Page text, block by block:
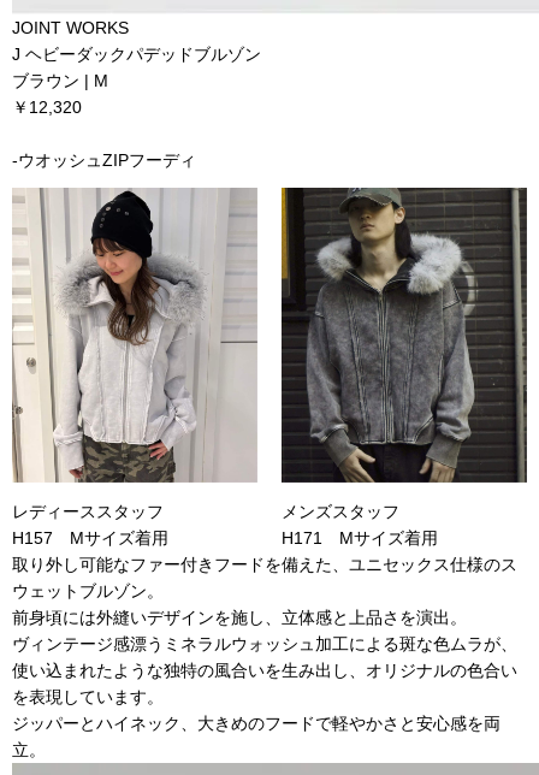
JOINT WORKS
J ヘビーダックパデッドブルゾン
ブラウン | M
￥12,320
-ウオッシュZIPフーディ
レディーススタッフ
H157 Mサイズ着用
メンズスタッフ
H171 Mサイズ着用
取り外し可能なファー付きフードを備えた、ユニセックス仕様のス
ウェットブルゾン。
前身頃には外縫いデザインを施し、立体感と上品さを演出。
ヴィンテージ感漂うミネラルウォッシュ加工による斑な色ムラが、
使い込まれたような独特の風合いを生み出し、オリジナルの色合い
を表現しています。
ジッパーとハイネック、大きめのフードで軽やかさと安心感を両
立。